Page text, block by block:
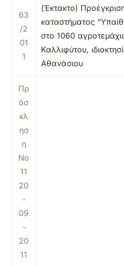
63
/2
01
1
(Έκτακτο)
καταστήματος
στο 1060
Καλλιφύτου,
Αθανάσιου
Πρ
όσ
κλ
ησ
η
Νο
11
20
-
09
-
20
11